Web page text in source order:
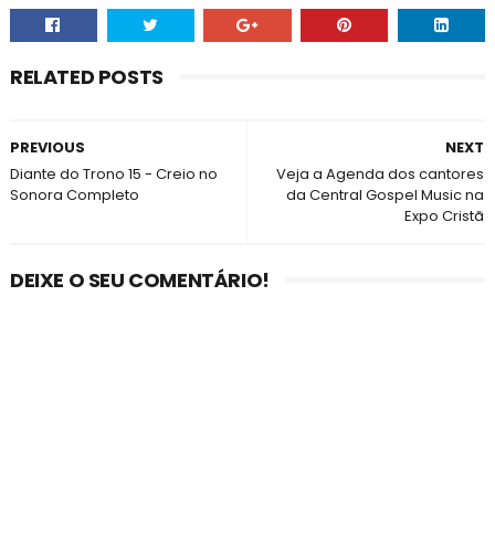
RELATED POSTS
NEXT
Veja a Agenda dos cantores
da Central Gospel Music na
Expo Cristã
PREVIOUS
Diante do Trono 15 - Creio no
Sonora Completo
DEIXE O SEU COMENTÁRIO!